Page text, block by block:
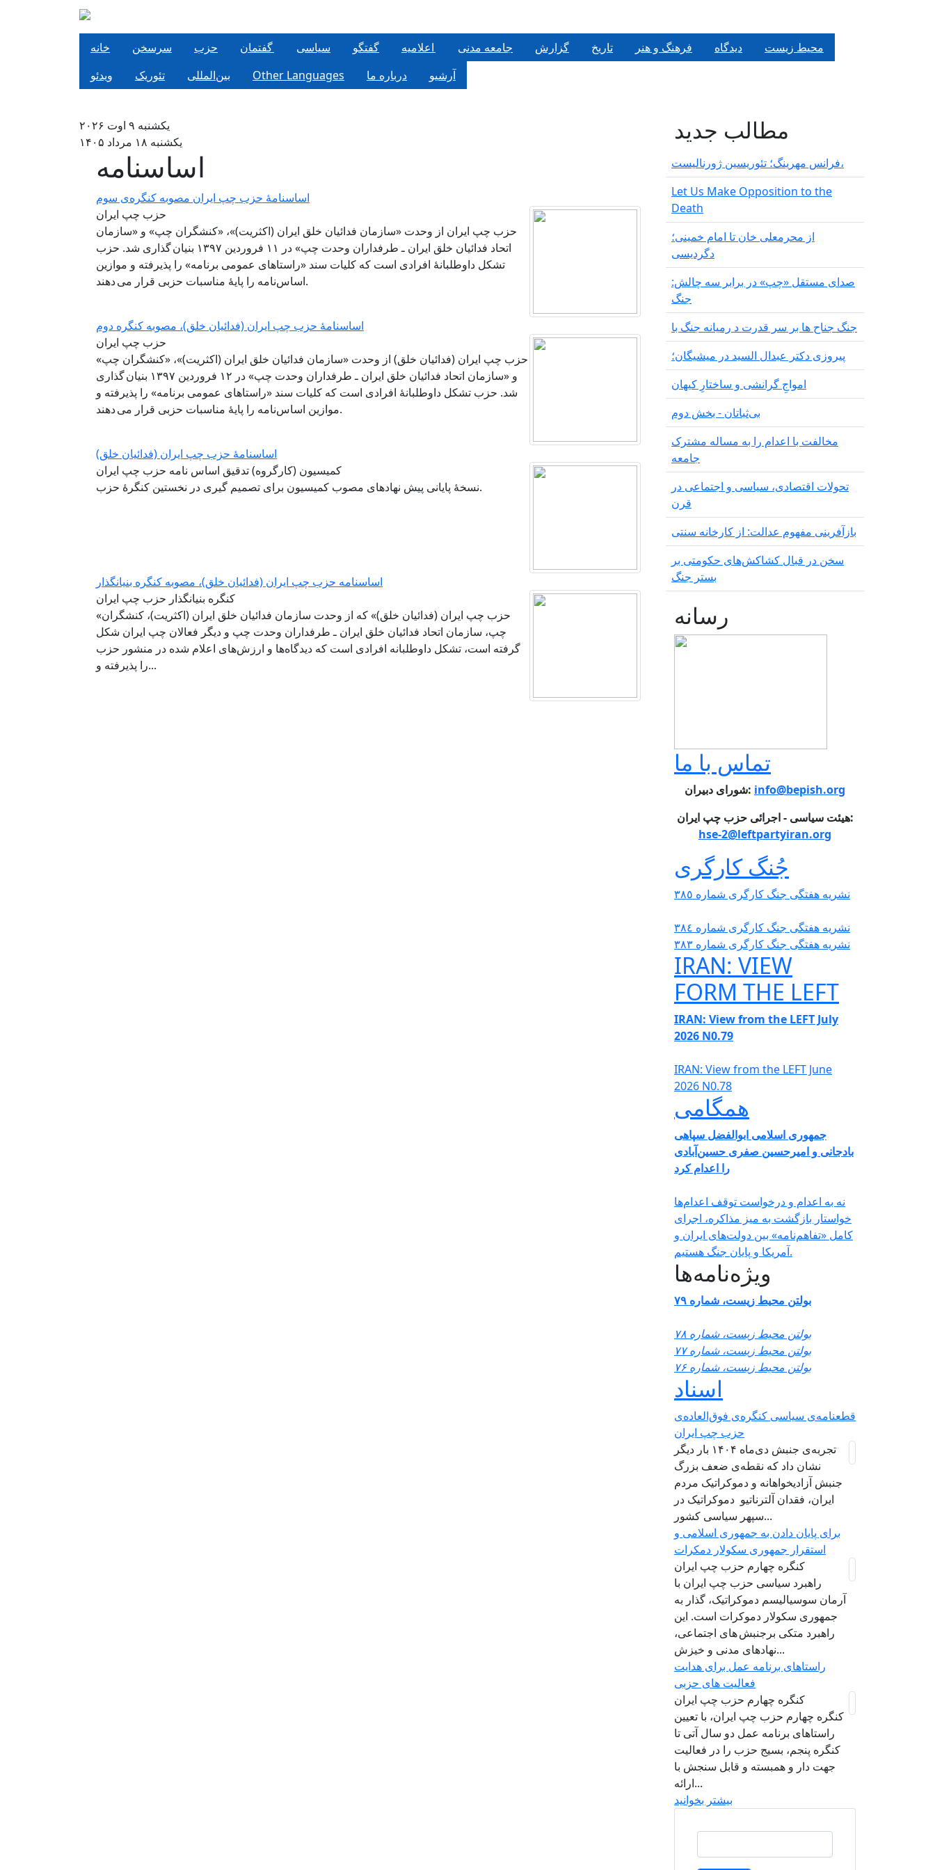
Pasar al contenido principal
خانه سرسخن حزب سياسی گفتگو جامعه مدنی گزارش تاریخ فرهنگ و هنر دیدگاه
محیط زیست
ویدئو
تئوریک بین‌المللی Other Languages درباره ما آرشیو
یکشنبه ۹ اوت ۲۰۲۶
یکشنبه ۱۸ مرداد ۱۴۰۵
اساسنامه
اساسنامهٔ حزب چپ ایران مصوبه کنگره‌ی سوم
حزب چپ ایران
حزب چپ ایران از وحدت «سازمان فدائیان خلق ایران (اکثریت)»، «کنشگران چپ» و «سازمان
اتحاد فدائیان خلق ایران ـ طرفداران وحدت چپ» در ۱۱ فروردين ۱۳۹۷ بنیان گذاری شد. حزب
تشکل داوطلبانهٔ افرادی است که کلیات سند «راستاهای عمومی برنامه» را پذیرفته و موازین
اساس‌نامه را پایهٔ مناسبات حزبی قرار می دهند.
اساسنامهٔ حزب چپ ایران (فدائیان خلق)، مصوبه کنگره دوم
حزب چپ ایران
حزب چپ ایران (فدائیان خلق) از وحدت «سازمان فدائیان خلق ایران (اکثریت)»، «کنشگران چپ»
و «سازمان اتحاد فدائیان خلق ایران ـ طرفداران وحدت چپ» در ۱۲ فروردين ۱۳۹۷ بنیان گذاری
شد. حزب تشکل داوطلبانهٔ افرادی است که کلیات سند «راستاهای عمومی برنامه» را پذیرفته و
موازین اساس‌نامه را پایهٔ مناسبات حزبی قرار می دهند.
اساسنامهٔ حزب چپ ایران (فدائیان خلق)
کمیسیون (کارگروه) تدقیق اساس نامه حزب چپ ایران
نسخهٔ پایانی پیش نهادهای مصوب کمیسیون برای تصمیم گیری در نخستین کنگرهٔ حزب.
اساسنامه حزب چپ ایران (فدائیان خلق)، مصوبه کنگره بنیانگذار
کنگره بنیانگذار حزب چپ ایران
«حزب چپ ایران (فدائیان خلق)» که از وحدت سازمان فدائیان خلق ایران (اکثریت)، کنشگران
چپ، سازمان اتحاد فدائیان خلق ایران ـ طرفداران وحدت چپ و دیگر فعالان چپ ایران شکل
گرفته است، تشکل داوطلبانه افرادی است که دیدگاه‌ها و ارزش‌های اعلام شده در منشور حزب
را پذیرفته و...
مطالب جدید
فرانس مهرینگ؛ تئوریسین ژورنالیست،
Let Us Make Opposition to the
Death
از محرمعلی خان تا امام خمینی؛
دگردیسی
صدای مستقل «چپ» در برابر سه چالش:
جنگ
جنگ جناح ها بر سر قدرت د رمیانە جنگ با
پیروزی دکتر عبدال السید در میشیگان؛
‌امواجِ گرانشی و ساختارِ کیهان
بی‌ثباتان - بخش دوم
مخالفت با اعدام را به مساله مشترک
جامعه
تحولات اقتصادی، سیاسی و اجتماعی در
قرن
بازآفرینی مفهوم عدالت: از کارخانه سنتی
سخن در قبال کشاکش‌های حکومتی بر
بستر جنگ
رسانه
تماس با ما
شورای دبیران: info@bepish.org
هیئت سیاسی - اجرائی حزب چپ ایران:
hse-2@leftpartyiran.org
جُنگ کارگری
نشریە هفتگی جنگ کارگری شمارە ٣٨٥
نشریە هفتگی جنگ کارگری شمارە ٣٨٤
نشریە هفتگی جنگ کارگری شمارە ٣٨٣
IRAN: VIEW
FORM THE LEFT
IRAN: View from the LEFT July
2026 N0.79
IRAN: View from the LEFT June
2026 N0.78
همگامی
جمهوری اسلامی ابوالفضل سپاهی
بادجانی و امیرحسین صفری حسین‌آبادی
را اعدام کرد
نه به اعدام و درخواست توقف اعدام‌ها
خواستار بازگشت به میز مذاکره، اجرای
کامل «تفاهم‌نامه» بین دولت‌های ایران و
آمریکا و پایان جنگ هستیم.
ویژه‌نامه‌ها
بولتن محیط زیست، شماره ۷۹
بولتن محیط زیست، شماره ۷۸
بولتن محیط زیست، شماره ۷۷
بولتن محیط زیست، شماره ۷۶
اسناد
قطعنامه‌ی سیاسی کنگره‌ی فوق‌العاده‌ی
حزب چپ ایران
تجربه‌ی جنبش دی‌ماه ۱۴۰۴ بار دیگر
نشان داد که نقطه‌ی ضعف بزرگ
جنبش آزادیخواهانه و دموکراتیک مردم
ایران، فقدان آلترناتیو دموکراتیک در
سپهر سیاسی کشور...
برای پایان دادن به جمهوری اسلامی و
استقرار جمهوری سکولار دمکرات
کنگره چهارم حزب چپ ایران
راهبرد سياسی حزب چپ ایران با
آرمان سوسیالیسم دموکراتیک، گذار به
جمهوری سکولار دموکرات است. این
راهبرد متکی برجنبش های اجتماعی،
نهادهای مدنی و خیزش‌...
راستاهای برنامه عمل برای هدایت
فعالیت های حزبی
کنگره چهارم حزب چپ ایران
کنگره چهارم حزب چپ ایران، با تعیین
راستاهای برنامه عمل دو سال آتی تا
کنگره پنجم، بسیج حزب را در فعالیت
جهت دار و همبسته و قابل سنجش با
ارائه...
بیشتر بخوانید